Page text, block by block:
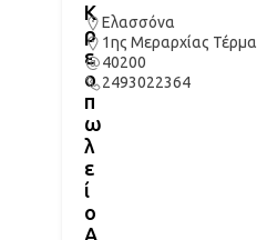
Κ
ρ
ε
ο
π
ω
λ
ε
ί
ο
Α
Ελασσόνα
1ης Μεραρχίας Τέρμα
40200
2493022364